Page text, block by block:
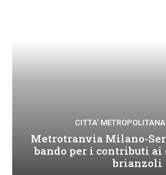
CITTA'
Metrotranvia Milano-
bando per i contributi
brianzoli